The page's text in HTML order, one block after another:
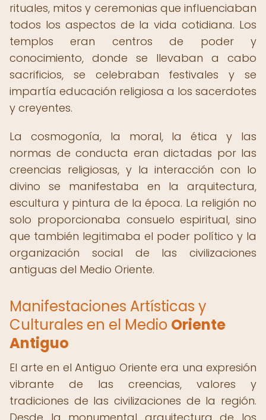
rituales, mitos y ceremonias que influenciaban
todos los aspectos de la vida cotidiana. Los
templos eran centros de poder y
conocimiento, donde se llevaban a cabo
sacrificios, se celebraban festivales y se
impartía educación religiosa a los sacerdotes
y creyentes.
La cosmogonía, la moral, la ética y las
normas de conducta eran dictadas por las
creencias religiosas, y la interacción con lo
divino se manifestaba en la arquitectura,
escultura y pintura de la época. La religión no
solo proporcionaba consuelo espiritual, sino
que también legitimaba el poder político y la
organización social de las civilizaciones
antiguas del Medio Oriente.
Manifestaciones Artísticas y
Culturales en el Medio Oriente
Antiguo
El arte en el Antiguo Oriente era una expresión
vibrante de las creencias, valores y
tradiciones de las civilizaciones de la región.